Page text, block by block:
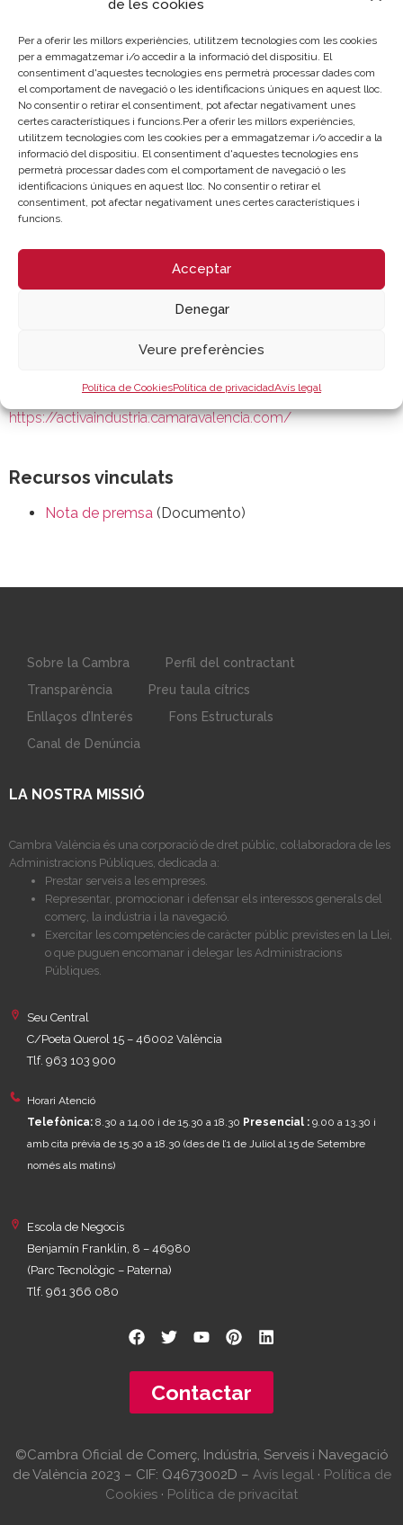
de les cookies
Per a oferir les millors experiències, utilitzem tecnologies com les cookies
per a emmagatzemar i/o accedir a la informació del dispositiu. El
consentiment d'aquestes tecnologies ens permetrà processar dades com
el comportament de navegació o les identificacions úniques en aquest lloc.
No consentir o retirar el consentiment, pot afectar negativament unes
certes característiques i funcions.Per a oferir les millors experiències,
utilitzem tecnologies com les cookies per a emmagatzemar i/o accedir a la
informació del dispositiu. El consentiment d'aquestes tecnologies ens
permetrà processar dades com el comportament de navegació o les
identificacions úniques en aquest lloc. No consentir o retirar el
consentiment, pot afectar negativament unes certes característiques i
funcions.
Acceptar
Denegar
Veure preferències
Política de CookiesPolítica de privacidadAvís legal
sector industrial i s’estima que la duració del programa siga
de 4 mesos per a cada empresa beneficiària.
La càmera, com a entitat proveïdora, ajudarà les pimes
valencianes a impulsar la seua transformació digital i a
adaptar-se a les exigències de la indústria 4.0 a través d’un
catàleg de serveis que inclou des de la identificació
d’oportunitats de millora, l’assistència tècnica per a la
implementació de tecnologies avançades i la formació
dels treballadors en competències digitals, fins a
l’elaboració de plans de negoci per a la transformació
Les ajudes del programa Activa Indústria 4.0 es van
empreses interessades ja poden sol·licitar-la en la seu
que s’esgote el crèdit pressupostari.
Mes informació en
https://activaindustria.camaravalencia.com/
Recursos vinculats
Nota de premsa (Documento)
Sobre la Cambra
Perfil del contractant
Transparència
Preu taula cítrics
Enllaços d’Interés
Fons Estructurals
Canal de Denúncia
LA NOSTRA MISSIÓ
Cambra València és una corporació de dret públic, col·laboradora de les
Administracions Públiques, dedicada a:
Prestar serveis a les empreses.
Representar, promocionar i defensar els interessos generals del
comerç, la indústria i la navegació.
Exercitar les competències de caràcter públic previstes en la Llei,
o que puguen encomanar i delegar les Administracions
Públiques.
Seu Central
C/Poeta Querol 15 – 46002 València
Tlf. 963 103 900
Horari Atenció
Telefònica: 8.30 a 14.00 i de 15.30 a 18.30 Presencial : 9.00 a 13.30 i
amb cita prèvia de 15.30 a 18.30 (des de l’1 de Juliol al 15 de Setembre
només als matins)
Escola de Negocis
Benjamín Franklin, 8 – 46980
(Parc Tecnològic – Paterna)
Tlf. 961 366 080
Contactar
©Cambra Oficial de Comerç, Indústria, Serveis i Navegació
de València 2023 – CIF: Q4673002D – Avís legal· Política de
Cookies · Política de privacitat